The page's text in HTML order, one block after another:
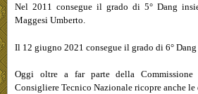
Nel 2011 consegue il grado di 5° Dang
Maggesi Umberto.
Il 12 giugno 2021 consegue il grado di 6°
Oggi oltre a far parte della Commissione
Consigliere Tecnico Nazionale ricopre anche le